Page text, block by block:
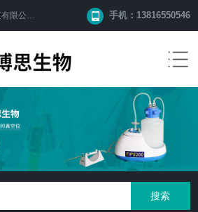
限公司 手机：13816550546